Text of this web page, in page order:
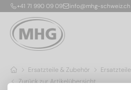
+41 71 990 09 09 info@mhg-schweiz.ch
Ersatzteile & Zubehör Ersatzteile
Zurück zur Artikelübersicht